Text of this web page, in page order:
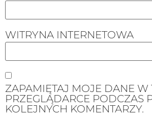
WITRYNA INTERNETOWA
ZAPAMIĘTAJ MOJE DANE W
PRZEGLĄDARCE PODCZAS
KOLEJNYCH KOMENTARZY.